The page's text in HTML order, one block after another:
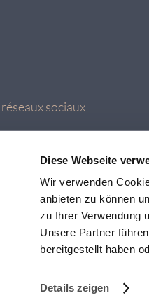
Diese Webseite
Wir verwenden
anbieten zu können
zu Ihrer Verwendung
Unsere Partner
bereitgestellt haben
Details zeigen
sociaux